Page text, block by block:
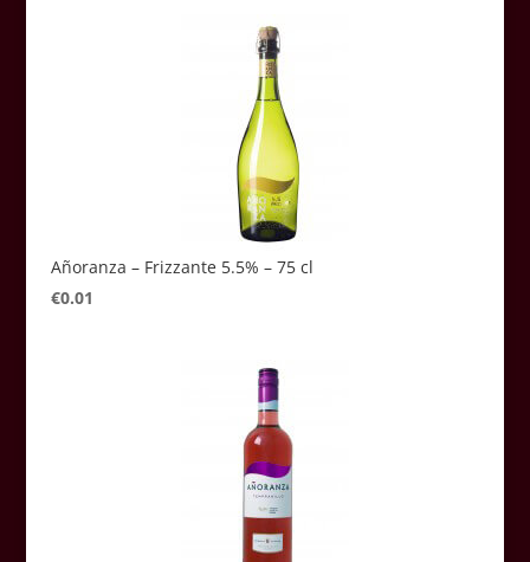
Añoranza – Frizzante 5.5% – 75 cl
€0.01